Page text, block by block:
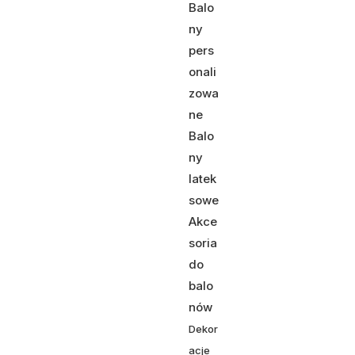
Balo
ny
pers
onali
zowa
ne
Balo
ny
latek
sowe
Akce
soria
do
balo
nów
Dekor
acje